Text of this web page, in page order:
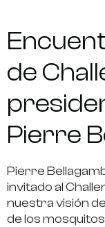
de
Pierre
Pierre
invitado al
nuestra visión
de los